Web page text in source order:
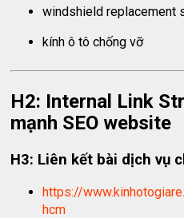
windshield replacement
kính ô tô chống vỡ
H2: Internal Link
mạnh SEO website
H3: Liên kết bài dịch vụ
https://
hcm